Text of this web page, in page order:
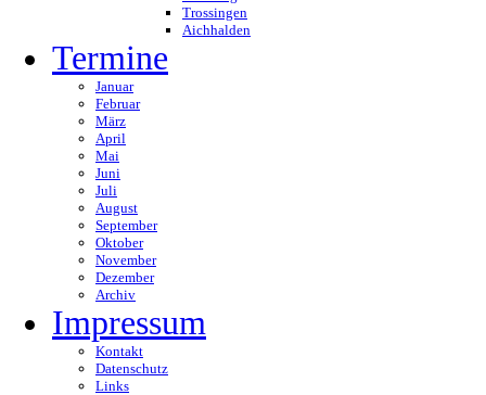
Trossingen
Aichhalden
Termine
Januar
Februar
März
April
Mai
Juni
Juli
August
September
Oktober
November
Dezember
Archiv
Impressum
Kontakt
Datenschutz
Links